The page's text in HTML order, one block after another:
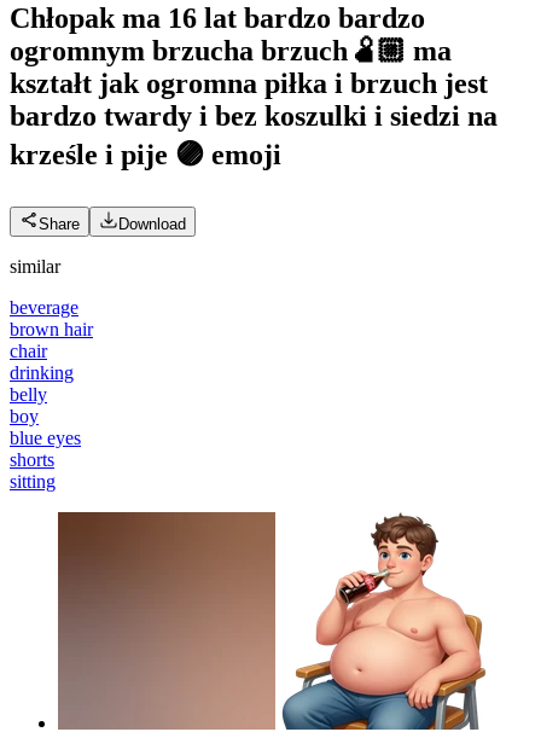
Chłopak ma 16 lat bardzo bardzo
ogromnym brzucha brzuch🫄🏼 ma
kształt jak ogromna piłka i brzuch jest
bardzo twardy i bez koszulki i siedzi na
krześle i pije 🟣 emoji
Share Download
similar
beverage
brown hair
chair
drinking
belly
boy
blue eyes
shorts
sitting